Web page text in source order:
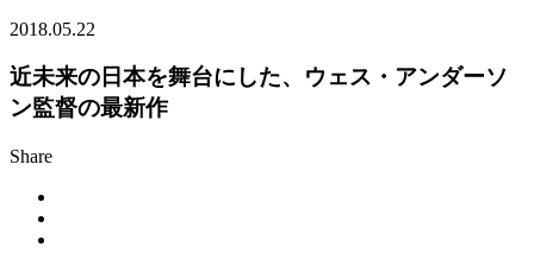
2018.05.22
近未来の日本を舞台にした、ウェス・アンダーソ
ン監督の最新作
Share